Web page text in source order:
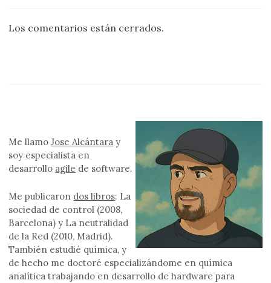
Los comentarios están cerrados.
Me llamoJose Alcántara y
soy especialista en
desarrollo agile de software.
Me publicaron dos libros: La
sociedad de control (2008,
Barcelona) y La neutralidad
de la Red (2010, Madrid).
También estudié química, y
de hecho me doctoré especializándome en química
analítica trabajando en desarrollo de hardware para